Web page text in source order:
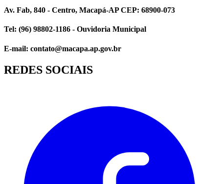
Av. Fab, 840 - Centro, Macapá-AP CEP: 68900-073
Tel: (96) 98802-1186 - Ouvidoria Municipal
E-mail: contato@macapa.ap.gov.br
REDES SOCIAIS